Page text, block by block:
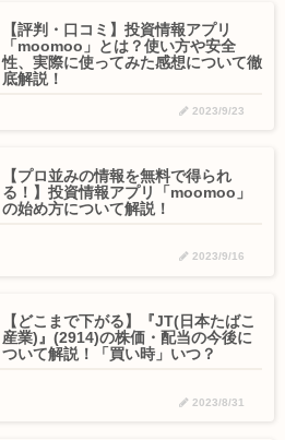
【評判・口コミ】投資情報アプリ
「moomoo」とは？使い方や安全
性、実際に使ってみた感想について徹
底解説！
2023/9/23
【プロ並みの情報を無料で得られ
る！】投資情報アプリ「moomoo」
の始め方について解説！
2023/9/16
【どこまで下がる】『JT(日本たばこ
産業)』(2914)の株価・配当の今後に
ついて解説！「買い時」いつ？
2023/8/31